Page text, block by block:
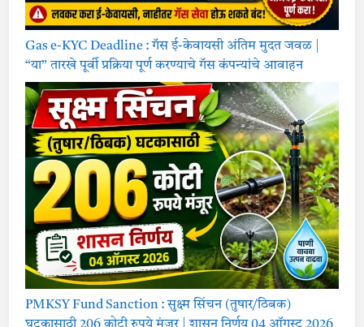
Gas e-KYC Deadline : गॅस ई-केवायसी अंतिम मुदत जवळ |
“या” तारखे पूर्वी प्रक्रिया पूर्ण करण्याचे गॅस कंपन्यांचे आवाहन
PMKSY Fund Sanction : सुक्ष्म सिंचन (तुषार/ठिबक)
घटकासाठी 206 कोटी रुपये मंजूर | शासन निर्णय 04 ऑगस्ट 2026